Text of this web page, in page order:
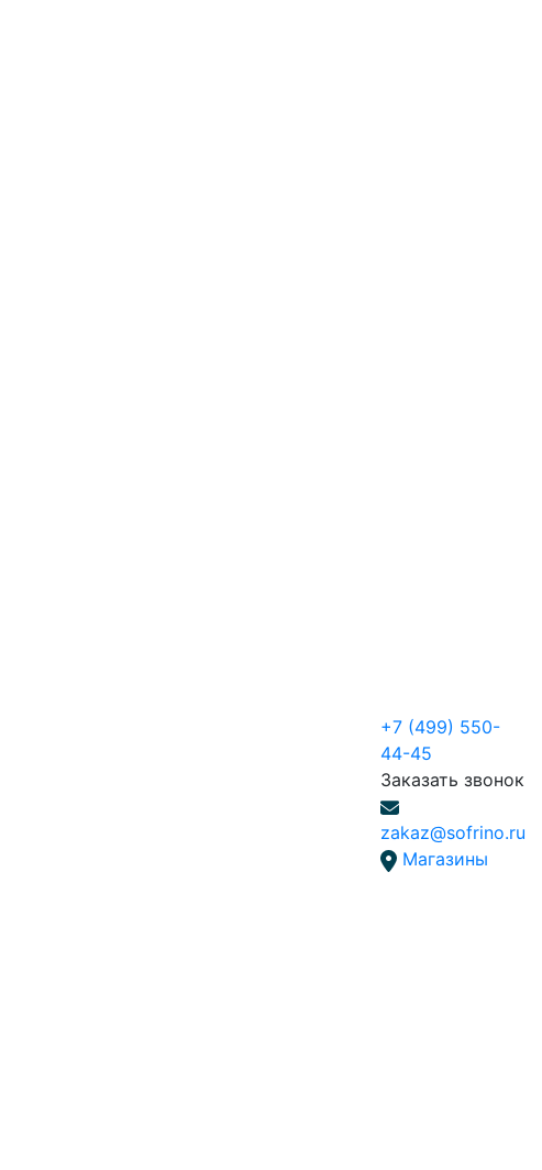
+7 (499) 550-
44-45
Заказать звонок
zakaz@sofrino.ru
Магазины